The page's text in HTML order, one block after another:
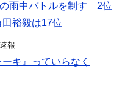
雨中バトルを制す 2位
裕毅は17位
報
キ』っていらなく